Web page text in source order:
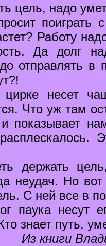
цель, надо
Работу
Да долг
отправлять
несет
Что уж там
показывает
держать
неудач. Но
C ней все в
паука несут
знает путь,
Из книги